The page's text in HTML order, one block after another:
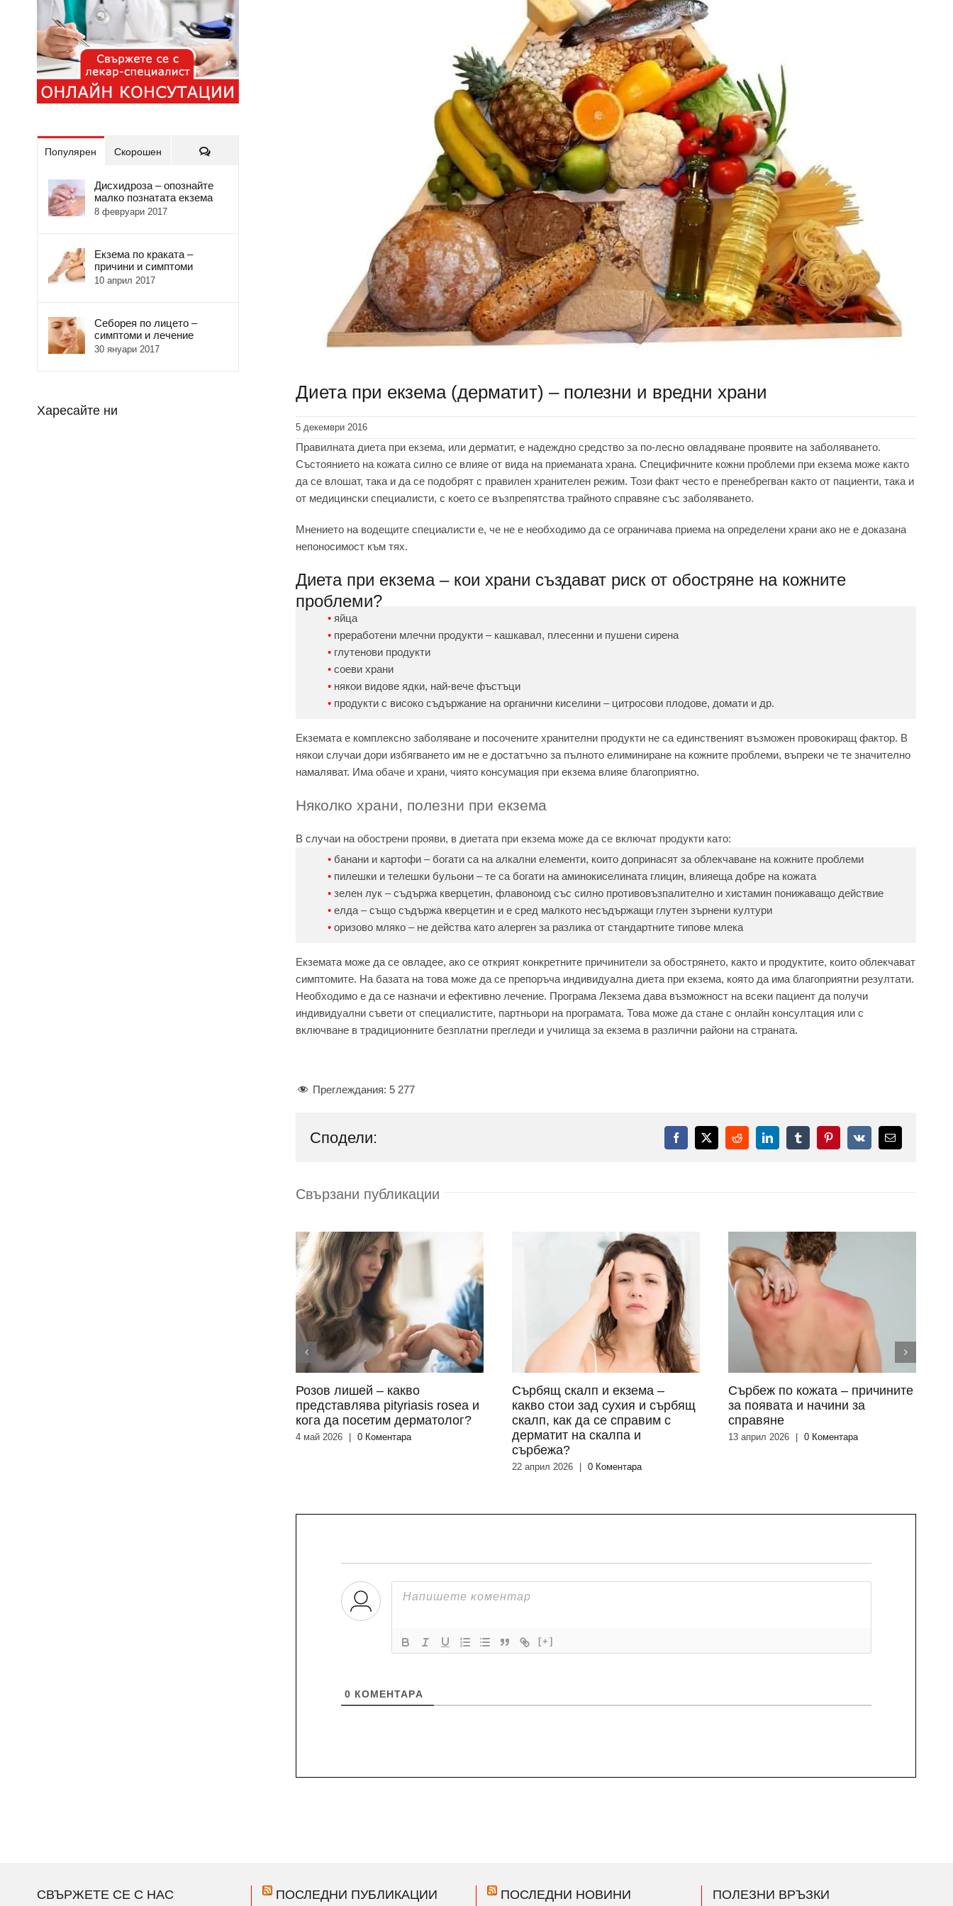
Диета при екзема (дерматит) – полезни и вредни храни
5 декември 2016
Правилната диета при екзема, или дерматит, е надеждно средство за по-лесно овладяване проявите на заболяването.
Състоянието на кожата силно се влияе от вида на приеманата храна. Специфичните кожни проблеми при екзема може както
да се влошат, така и да се подобрят с правилен хранителен режим. Този факт често е пренебрегван както от пациенти, така и
от медицински специалисти, с което се възпрепятства трайното справяне със заболяването.
Мнението на водещите специалисти е, че не е необходимо да се ограничава приема на определени храни ако не е доказана
непоносимост към тях.
Диета при екзема – кои храни създават риск от обостряне на кожните
проблеми?
яйца
преработени млечни продукти – кашкавал, плесенни и пушени сирена
глутенови продукти
соеви храни
някои видове ядки, най-вече фъстъци
продукти с високо съдържание на органични киселини – цитросови плодове, домати и др.
Екземата е комплексно заболяване и посочените хранителни продукти не са единственият възможен провокиращ фактор. В
някои случаи дори избягването им не е достатъчно за пълното елиминиране на кожните проблеми, въпреки че те значително
намаляват. Има обаче и храни, чиято консумация при екзема влияе благоприятно.
Няколко храни, полезни при екзема
В случаи на обострени прояви, в диетата при екзема може да се включат продукти като:
банани и картофи – богати са на алкални елементи, които допринасят за облекчаване на кожните проблеми
пилешки и телешки бульони – те са богати на аминокиселината глицин, влияеща добре на кожата
зелен лук – съдържа кверцетин, флавоноид със силно противовъзпалително и хистамин понижаващо действие
елда – също съдържа кверцетин и е сред малкото несъдържащи глутен зърнени култури
оризово мляко – не действа като алерген за разлика от стандартните типове млека
Екземата може да се овладее, ако се открият конкретните причинители за обострянето, както и продуктите, които облекчават
симптомите. На базата на това може да се препоръча индивидуална диета при екзема, която да има благоприятни резултати.
Необходимо е да се назначи и ефективно лечение. Програма Лекзема дава възможност на всеки пациент да получи
индивидуални съвети от специалистите, партньори на програмата. Това може да стане с онлайн консултация или с
включване в традиционните безплатни прегледи и училища за екзема в различни райони на страната.
Преглеждания: 5 277
Сподели: Facebook
X RedditLinkedInTumblrPinterest
Vk
Електронна
поща:
Свързани публикации
Розов лишей – какво
представлява pityriasis rosea и
кога да посетим дерматолог?
4 май 2026 | 0 Коментара
Сърбящ скалп и екзема –
какво стои зад сухия и сърбящ
скалп, как да се справим с
дерматит на скалпа и
сърбежа?
22 април 2026 | 0 Коментара
Сърбеж по кожата – причините
за появата и начини за
справяне
13 април 2026 | 0 Коментара
[+]
0 КОМЕНТАРA
Популярен Скорошен Коментари
Дисхидроза – опознайте
малко познатата екзема
8 февруари 2017
Екзема по краката –
причини и симптоми
10 април 2017
Себорея по лицето –
симптоми и лечение
30 януари 2017
Харесайте ни
СВЪРЖЕТЕ СЕ С НАС ПОСЛЕДНИ ПУБЛИКАЦИИ ПОСЛЕДНИ НОВИНИ ПОЛЕЗНИ ВРЪЗКИ